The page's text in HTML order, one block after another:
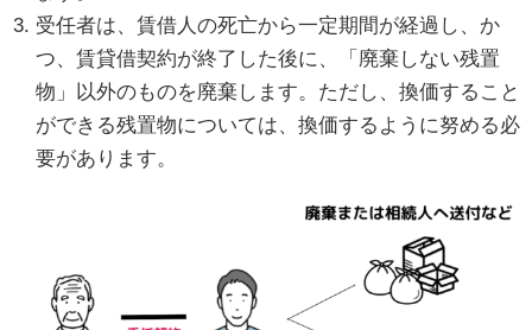
受任者は、賃借人の死亡から一定期間が経過し、か
つ、賃貸借契約が終了した後に、「廃棄しない残置
物」以外のものを廃棄します。ただし、換価すること
ができる残置物については、換価するように努める必
要があります。